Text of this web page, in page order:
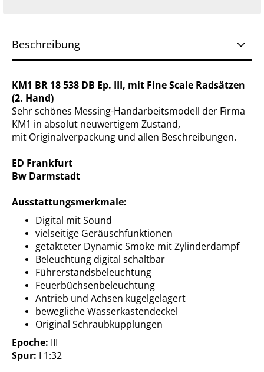
Beschreibung
KM1 BR 18 538 DB Ep. III, mit Fine Scale Radsätzen
(2. Hand)
Sehr schönes Messing-Handarbeitsmodell der Firma
KM1 in absolut neuwertigem Zustand,
mit Originalverpackung und allen Beschreibungen.
ED Frankfurt
Bw Darmstadt
Ausstattungsmerkmale:
Digital mit Sound
vielseitige Geräuschfunktionen
getakteter Dynamic Smoke mit Zylinderdampf
Beleuchtung digital schaltbar
Führerstandsbeleuchtung
Feuerbüchsenbeleuchtung
Antrieb und Achsen kugelgelagert
bewegliche Wasserkastendeckel
Original Schraubkupplungen
Epoche: III
Spur: I 1:32